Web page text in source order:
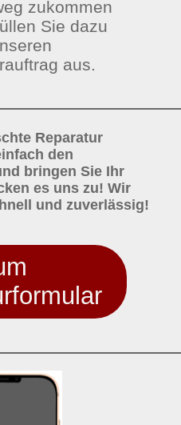
zukommen
Sie dazu
aus.
Reparatur
den
bringen Sie Ihr
es uns zu! Wir
und zuverlässig!